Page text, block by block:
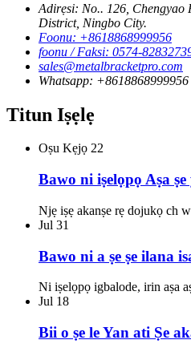
Adirẹsi: No.. 126, Chengyao
District, Ningbo City.
Foonu: +8618868999956
foonu / Faksi: 0574-
sales@metalbracketpro.com
Whatsapp: +8618868999956
Titun Iṣẹlẹ
Oṣu Kẹjọ 22
Bawo ni iṣelọpọ Aṣa
Njẹ iṣẹ akanṣe rẹ dojukọ ch
Jul 31
Bawo ni a ṣe ṣe ilana
Ni iṣelọpọ igbalode, irin aṣa
Jul 18
Bii o ṣe le Yan ati Ṣe